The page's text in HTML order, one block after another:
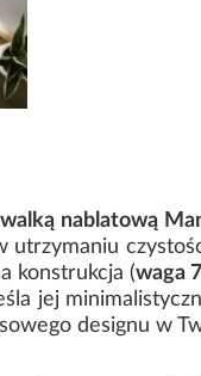
nablatową
utrzymaniu
konstrukcja (waga
jej
designu w